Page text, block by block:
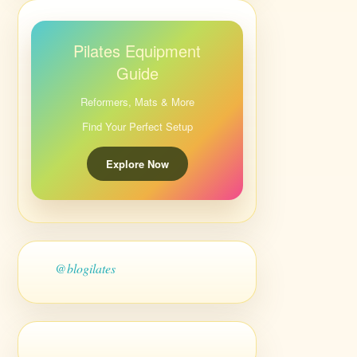
Pilates Equipment
Guide
Reformers, Mats & More
Find Your Perfect Setup
Explore Now
@blogilates